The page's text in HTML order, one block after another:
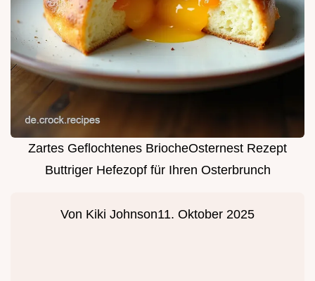
Zartes Geflochtenes BriocheOsternest Rezept
Buttriger Hefezopf für Ihren Osterbrunch
Von Kiki Johnson11. Oktober 2025